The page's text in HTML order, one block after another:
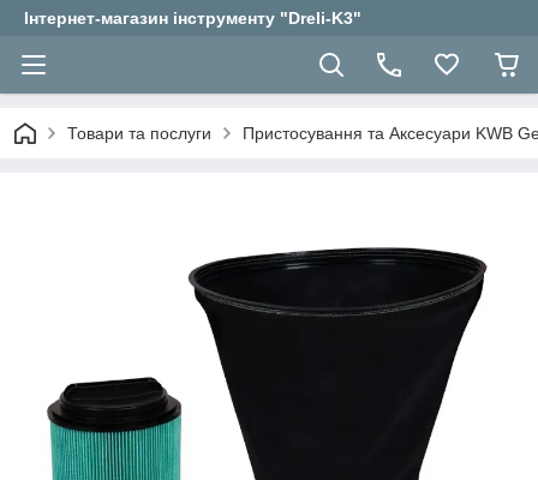
Інтернет-магазин інструменту "Dreli-K3"
Товари та послуги Пристосування та Аксесуари KWB